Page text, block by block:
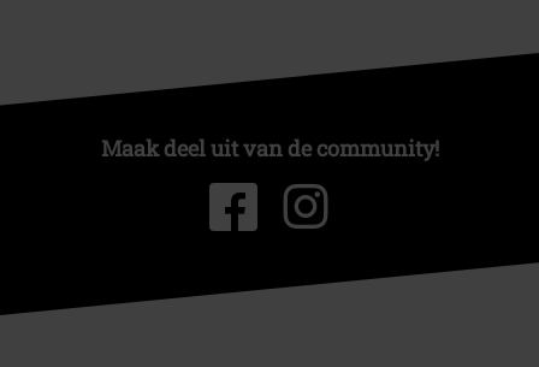
Maak deel uit van de community!